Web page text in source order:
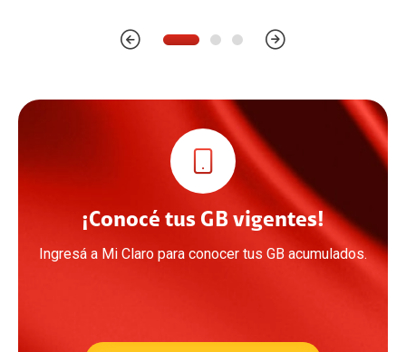
¡Conocé tus GB vigentes!
Ingresá a Mi Claro para conocer tus GB acumulados.